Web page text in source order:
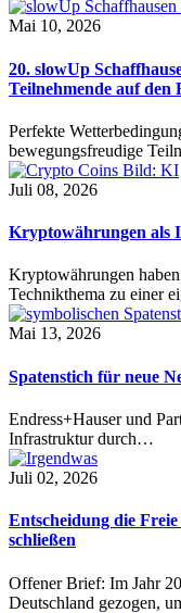
Mai 10, 2026
20. slowUp
Teilnehmende auf den
Perfekte
bewegungsfreudige
Juli 08, 2026
Kryptowährungen als
Kryptowährungen
Technikthema zu einer
Mai 13, 2026
Spatenstich für neue
Endress+Hauser und
Infrastruktur durch…
Juli 02, 2026
Entscheidung die
schließen
Offener Brief: Im Jahr
Deutschland gezogen,